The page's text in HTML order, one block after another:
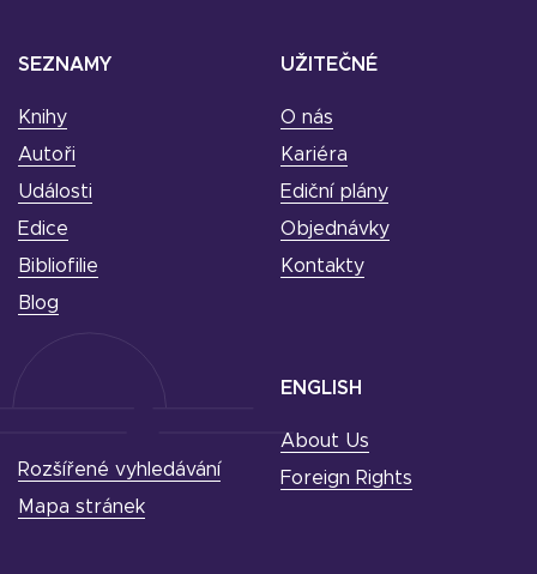
SEZNAMY
Knihy
Autoři
Události
Edice
Bibliofilie
Blog
UŽITEČNÉ
O nás
Kariéra
Ediční plány
Objednávky
Kontakty
ENGLISH
About Us
Foreign Rights
Rozšířené vyhledávání
Mapa stránek